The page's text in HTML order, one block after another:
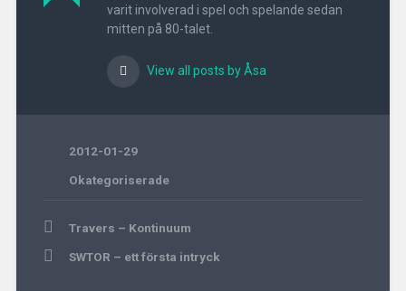
varit involverad i spel och spelande sedan
mitten på 80-talet.
View all posts by Åsa
2012-01-29
Okategoriserade
PostTravers – Kontinuum
SWTOR – ett första intryck